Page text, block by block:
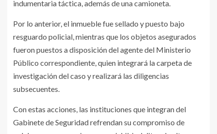
indumentaria táctica, además de una camioneta.
Por lo anterior, el inmueble fue sellado y puesto bajo
resguardo policial, mientras que los objetos asegurados
fueron puestos a disposición del agente del Ministerio
Público correspondiente, quien integrará la carpeta de
investigación del caso y realizará las diligencias
subsecuentes.
Con estas acciones, las instituciones que integran del
Gabinete de Seguridad refrendan su compromiso de